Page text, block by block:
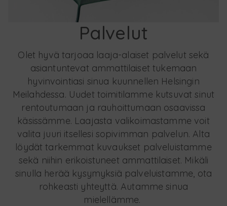
Palvelut
Olet hyvä tarjoaa laaja-alaiset palvelut sekä
asiantuntevat ammattilaiset tukemaan
hyvinvointiasi sinua kuunnellen Helsingin
Meilahdessa. Uudet toimitilamme kutsuvat sinut
rentoutumaan ja rauhoittumaan osaavissa
käsissämme. Laajasta valikoimastamme voit
valita juuri itsellesi sopivimman palvelun. Alta
löydät tarkemmat kuvaukset palveluistamme
sekä niihin erikoistuneet ammattilaiset. Mikäli
sinulla herää kysymyksiä palveluistamme, ota
rohkeasti yhteyttä. Autamme sinua
mielellämme.